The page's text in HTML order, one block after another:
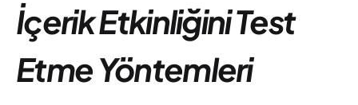
İçerik Etkinliğini Test
Etme Yöntemleri